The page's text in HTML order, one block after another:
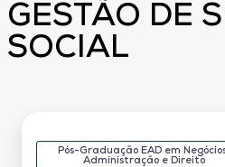
GESTÃO DE
SOCIAL
Pós-Graduação EAD em
Administração e Direito